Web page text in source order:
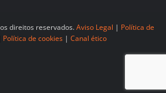
direitos reservados.Aviso Legal | Política de
Política de cookies| Canal ético